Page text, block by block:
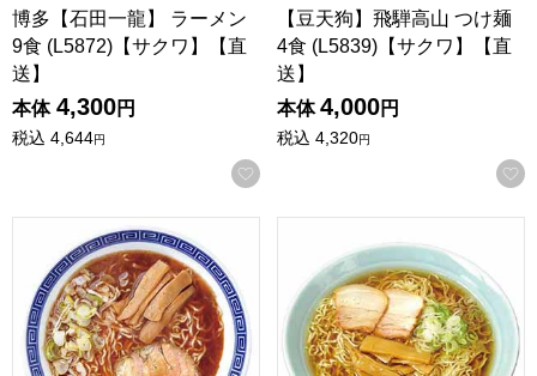
博多【石田一龍】 ラーメン
9食 (L5872)【サクワ】【直
送】
本体 4,300円
税込 4,644円
お気に入りに登録する
【豆天狗】飛騨高山 つけ麺
4食 (L5839)【サクワ】【直
送】
本体 4,000円
税込 4,320円
【豆天狗】飛騨高山 中華そば 4食 (L5838)【サクワ】【直送